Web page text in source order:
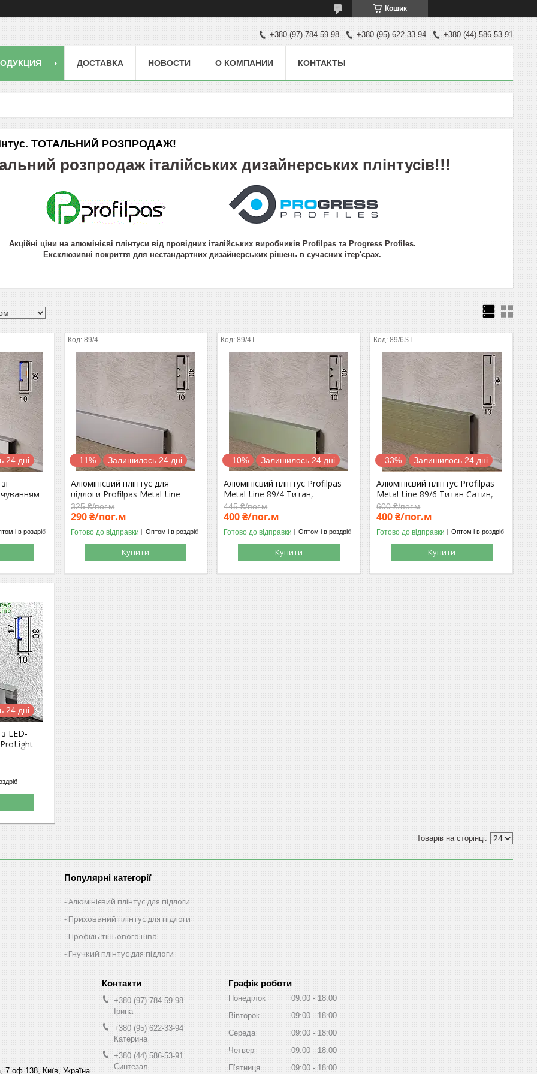
Кошик
+380 (97) 784-59-98 +380 (95) 622-33-94 +380 (44) 586-53-91
ДОСТАВКА НОВОСТИ О КОМПАНИИ КОНТАКТЫ
ТОТАЛЬНИЙ РОЗПРОДАЖ!
розпродаж італійських дизайнерських плінтусів!!!
Акційні ціни на алюмінієві плінтуси від провідних італійських виробників Profilpas та Progress Profiles.
Ексклюзивні покриття для нестандартних дизайнерських рішень в сучасних ітер'єрах.
24 дні
30,
і в роздріб
89/4
–11% Залишилось 24 дні
Алюмінієвий плінтус для
підлоги Profilpas Metal Line
89/4, 40х10х2000мм. Італія
325 ₴/пог.м
290 ₴/пог.м
Готово до відправки Оптом і в роздріб
Купити
89/4Т
–10% Залишилось 24 дні
Алюмінієвий плінтус Profilpas
Metal Line 89/4 Титан,
40х10х2000мм.
445 ₴/пог.м
400 ₴/пог.м
Готово до відправки Оптом і в роздріб
Купити
89/6ST
–33% Залишилось 24 дні
Алюмінієвий плінтус Profilpas
Metal Line 89/6 Титан Сатин,
60х10х2000мм.
600 ₴/пог.м
400 ₴/пог.м
Готово до відправки Оптом і в роздріб
Купити
24 дні
LED-
Популярні категорії
Алюмінієвий плінтус для підлоги
Прихований плінтус для підлоги
Профіль тіньового шва
Гнучкий плінтус для підлоги
7 оф.138, Київ, Україна
+380 (97) 784-59-98
Ірина
+380 (95) 622-33-94
Катерина
+380 (44) 586-53-91
Синтезал
Графік роботи
Понеділок 09:00
18:00
Вівторок
09:00
18:00
Середа
09:00
18:00
Четвер
09:00
18:00
Пʼятниця
09:00 18:00